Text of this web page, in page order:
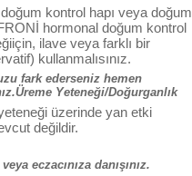
kontrol hapı veya doğum
hormonal doğum kontrol
ilave veya farklı bir
kullanmalısınız.
fark ederseniz hemen
Yeteneği/Doğurganlık
üzerinde yan etki
değildir.
eczacınıza danışınız.